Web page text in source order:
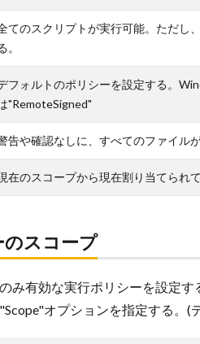
てのスクリプトが実行可能。ただし
。
フォルトのポリシーを設定する。
"RemoteSigned"
告や確認なしに、すべてのファイルが
在のスコープから現在割り当てられ
のスコープ
み有効な実行ポリシーを設定す
オプションを指定する。(